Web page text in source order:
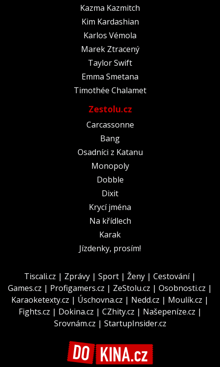
Kazma Kazmitch
Kim Kardashian
Karlos Vémola
Marek Ztracený
Taylor Swift
Emma Smetana
Timothée Chalamet
Zestolu.cz
Carcassonne
Bang
Osadníci z Katanu
Monopoly
Dobble
Dixit
Krycí jména
Na křídlech
Karak
Jízdenky, prosím!
Tiscali.cz | Zprávy | Sport | Ženy | Cestování|
Games.cz | Profigamers.cz | ZeStolu.cz | Osobnosti.cz |
Karaoketexty.cz | Úschovna.cz | Nedd.cz | Moulík.cz |
Fights.cz | Dokina.cz | CZhity.cz | Našepeníze.cz |
Srovnám.cz | StartupInsider.cz